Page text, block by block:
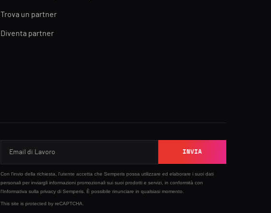
Trova un partner
Diventa partner
Con l'invio della richiesta, l'utente accetta che Semperis possa utilizzare ed elaborare i suoi dati
personali per inviargli informazioni promozionali sui suoi prodotti e servizi, in conformità con
l'Informativa sulla privacy di Semperis. È possibile rinunciare in qualsiasi momento.
This site is protected by reCAPTCHA.
INVIA